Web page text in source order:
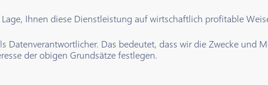
Ihnen diese Dienstleistung auf wirtschaftlich profitable
Datenverantwortlicher. Das bedeutet, dass wir die Zwecke und
der obigen Grundsätze festlegen.